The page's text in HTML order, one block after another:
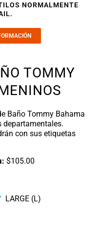
NORMALMENTE
TOMMY
Baño Tommy Bahama
departamentales.
con sus etiquetas
$105.00
LARGE (L)